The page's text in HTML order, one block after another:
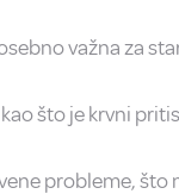
važna za
što je krvni
probleme, što